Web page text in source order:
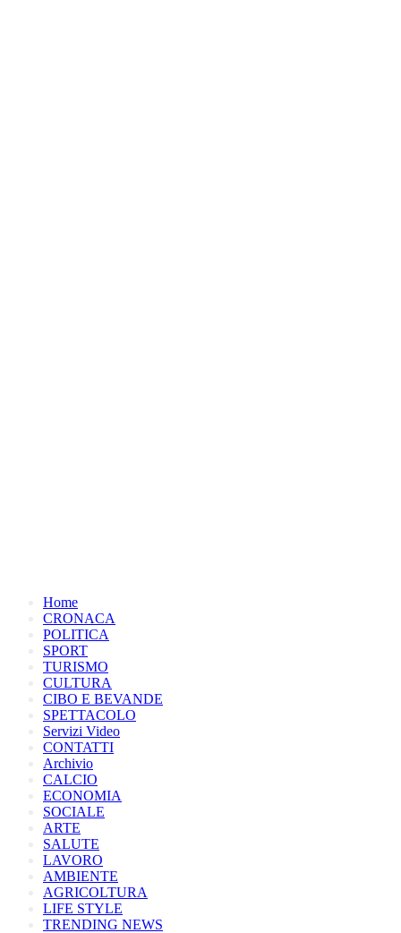
Home
CRONACA
POLITICA
SPORT
TURISMO
CULTURA
CIBO E BEVANDE
SPETTACOLO
Servizi Video
CONTATTI
Archivio
CALCIO
ECONOMIA
SOCIALE
ARTE
SALUTE
LAVORO
AMBIENTE
AGRICOLTURA
LIFE STYLE
TRENDING NEWS